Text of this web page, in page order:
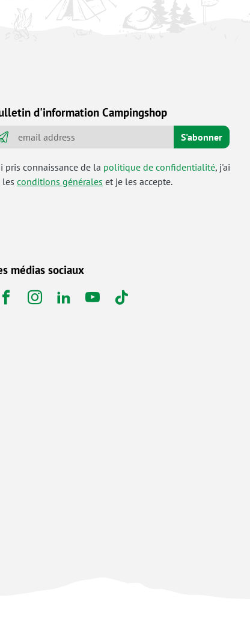
d'information Campingshop
S'abonner
pris connaissance de la politique de confidentialité, j'ai
lesconditions générales et je les accepte.
médias sociaux